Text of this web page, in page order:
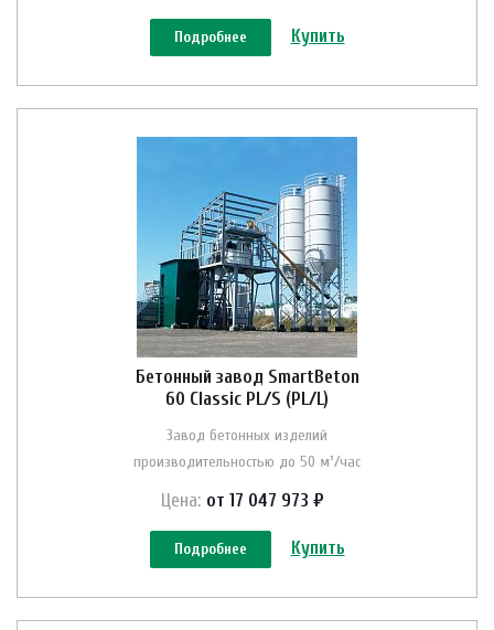
Подробнее Купить
Бетонный завод SmartBeton
60 Classic PL/S (PL/L)
Завод бетонных изделий
производительностью до 50 м³/час
Цена: от 17 047 973 ₽
Подробнее Купить